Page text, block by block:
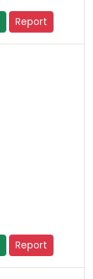
Report
Report